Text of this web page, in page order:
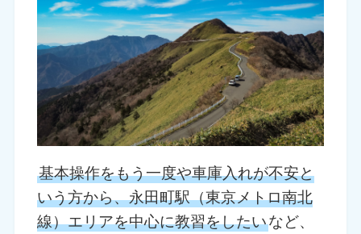
基本操作をもう一度や車庫入れが不安と
いう方から、永田町駅（東京メトロ南北
線）エリアを中心に教習をしたいなど、